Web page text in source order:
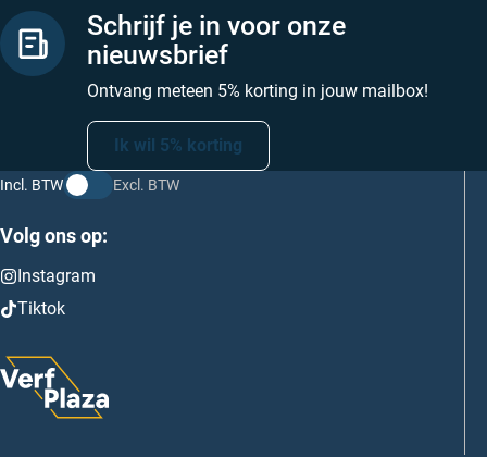
Schrijf je in voor onze
nieuwsbrief
Ontvang meteen 5% korting in jouw mailbox!
Ik wil 5% korting
Incl. BTW Excl. BTW
Volg ons op:
Instagram
Tiktok